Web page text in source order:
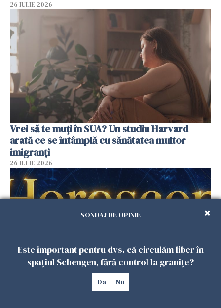
26 IULIE 2026
Vrei să te muți în SUA? Un studiu Harvard
arată ce se întâmplă cu sănătatea multor
imigranți
26 IULIE 2026
Horoscop 27 iulie. Lunea care schimbă ritmul
SONDAJ DE OPINIE
Este important pentru dvs. că circulăm liber în
spațiul Schengen, fără control la granițe?
Da Nu